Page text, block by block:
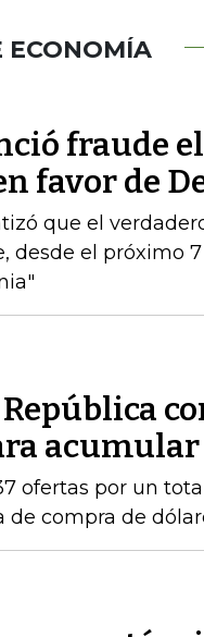
ECONOMÍA
fraude
favor de
que el
desde el próximo
acumular
ofertas por un
de compra de